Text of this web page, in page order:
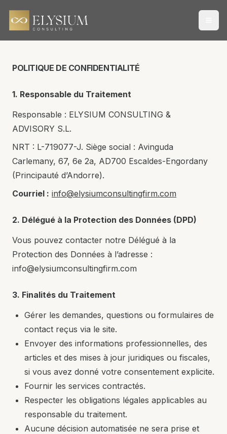
POLITIQUE DE CONFIDENTIALITÉ
1. Responsable du Traitement
Responsable : ELYSIUM CONSULTING &
ADVISORY S.L.
NRT : L-719077-J. Siège social : Avinguda
Carlemany, 67, 6e 2a, AD700 Escaldes-Engordany
(Principauté d’Andorre).
Courriel : info@elysiumconsultingfirm.com
2. Délégué à la Protection des Données (DPD)
Vous pouvez contacter notre Délégué à la
Protection des Données à l’adresse :
info@elysiumconsultingfirm.com
3. Finalités du Traitement
Gérer les demandes, questions ou formulaires de
contact reçus via le site.
Envoyer des informations professionnelles, des
articles et des mises à jour juridiques ou fiscales,
si vous avez donné votre consentement explicite.
Fournir les services contractés.
Respecter les obligations légales applicables au
responsable du traitement.
Aucune décision automatisée ne sera prise et